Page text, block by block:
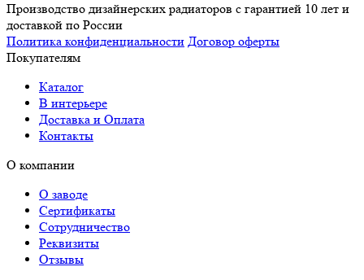
Производство дизайнерских радиаторов с гарантией 10 лет и
доставкой по России
Политика конфиденциальности Договор оферты
Покупателям
Каталог
В интерьере
Доставка и Оплата
Контакты
О компании
О заводе
Сертификаты
Сотрудничество
Реквизиты
Отзывы